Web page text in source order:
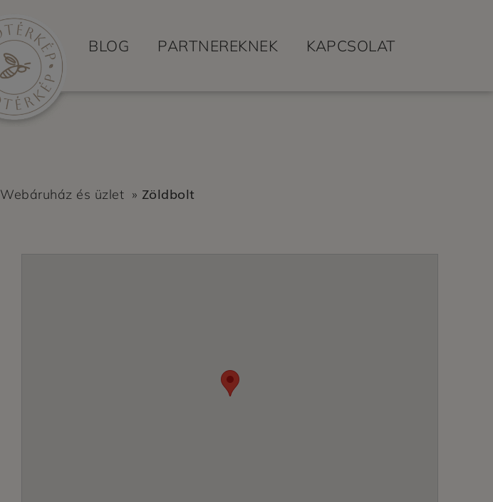
BLOG PARTNEREKNEK KAPCSOLAT
Webáruház és üzlet » Zöldbolt